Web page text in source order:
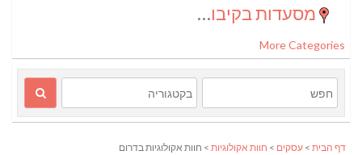
מסעדות בקיבוצים
More Categories
דף הבית > עסקים > חוות אקולוגיות > חוות אקולוגיות בדרום